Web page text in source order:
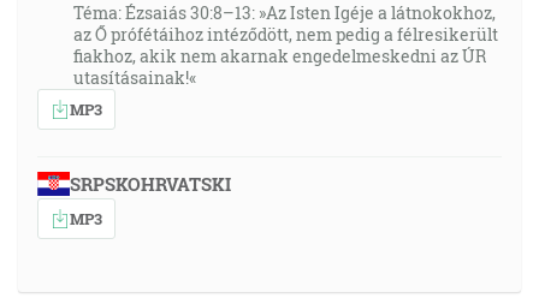
Téma: Ézsaiás 30:8–13: »Az Isten Igéje a látnokokhoz,
az Ő prófétáihoz intéződött, nem pedig a félresikerült
fiakhoz, akik nem akarnak engedelmeskedni az ÚR
utasításainak!«
MP3
SRPSKOHRVATSKI
MP3